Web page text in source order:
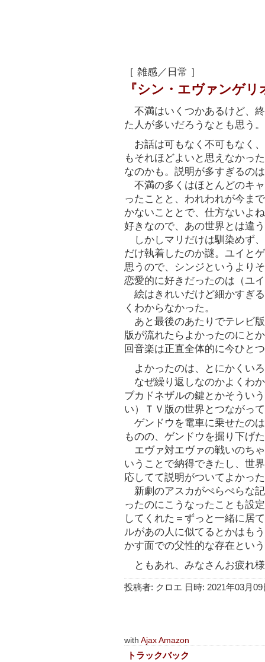
［ 雑感／日常 ］
『シン・エヴァンゲ
不満はいくつかあるけど、
た人が多いだろうなとも思う。
お話は可もなく不可もなく
もそれほどよいと思えなかっ
なのかも。説明が多すぎるの
不満の多くはほとんどのキ
ったことと、われわれが今ま
かないこととで、仕方ないよ
好きなので、あの世界とは違
しかしマリだけは馴染めず
だけ執着したのか謎。ユイと
思うので、シンジというより
恋愛的に好きだったのは（ユ
絵はきれいだけど細かすぎ
くわからなかった。
あと最後のあたりでテレビ
版が流れたらよかったのにと
回音楽は正直全体的に今ひと
よかったのは、とにかくい
なぜ繰り返しなのかよくわ
ブカドネザルの鍵とかそうい
い）ＴＶ版の世界とつながっ
ゲンドウを電車に乗せたの
ものの、ゲンドウを掘り下げ
エヴァ対エヴァの戦いのち
いうことで納得できたし、世
応してて説明がついてよかっ
新劇のアスカがぺらぺらな
ったのにこうなったことも設
してくれた＝ずっと一緒に居
ルがあの人に似てるとかはも
かす面での父性的な存在とい
ともあれ、みなさんお疲れ
投稿者: クロエ 日時: 2021年03月09
with Ajax Amazon
トラックバック